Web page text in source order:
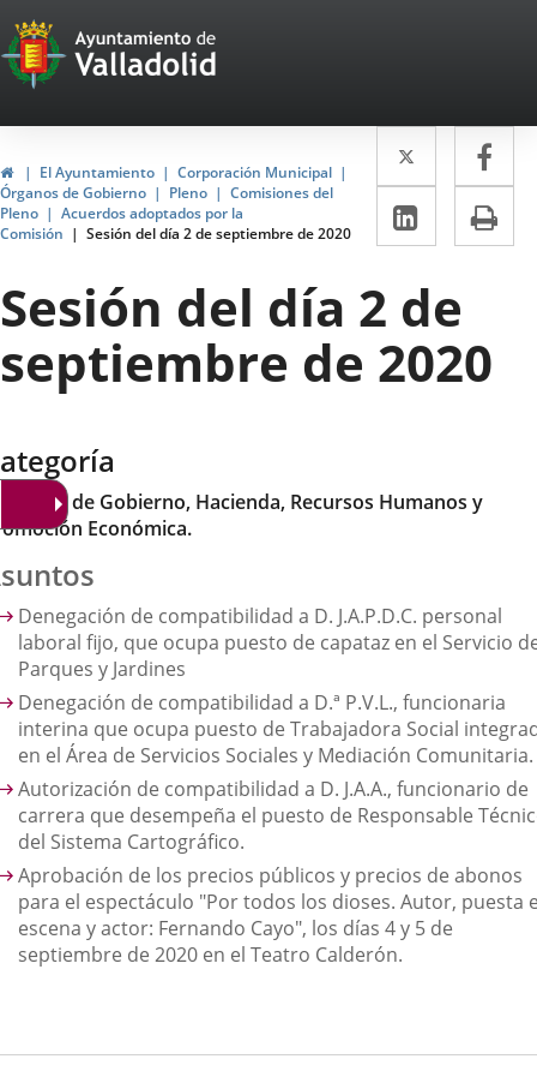
Portal
Web
del
Ayuntamiento
de
Valladolid
InicioEl Ayuntamiento
Corporación Municipal
Órganos de Gobierno
Pleno
Comisiones del
Pleno
Acuerdos adoptados por la
Comisión
Sesión del día 2 de septiembre de 2020
Twitter
Enlace
a
una
externa.
a
LinkedIn
Enlace
a
una
externa.
Sesión del día 2 de
septiembre de 2020
de Gobierno, Hacienda, Recursos Humanos y
Económica.
Denegación de compatibilidad a D. J.A.P.D.C. personal
laboral fijo, que ocupa puesto de capataz en el Servicio
Parques y Jardines
Denegación de compatibilidad a D.ª P.V.L., funcionaria
interina que ocupa puesto de Trabajadora Social
en el Área de Servicios Sociales y Mediación Comunitaria.
Autorización de compatibilidad a D. J.A.A., funcionario de
carrera que desempeña el puesto de Responsable
del Sistema Cartográfico.
Aprobación de los precios públicos y precios de abonos
para el espectáculo "Por todos los dioses. Autor, puesta
escena y actor: Fernando Cayo", los días 4 y 5 de
septiembre de 2020 en el Teatro Calderón.